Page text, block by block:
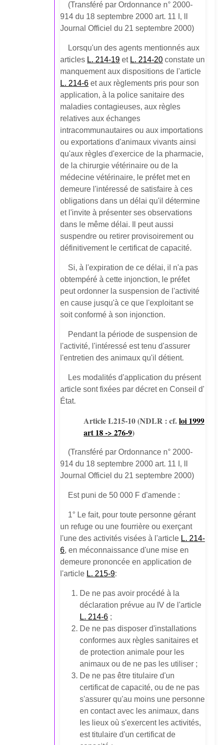
(Transféré par Ordonnance n° 2000-
914 du 18 septembre 2000 art. 11 I, II
Journal Officiel du 21 septembre 2000)
Lorsqu'un des agents mentionnés aux
articles L. 214-19 et L. 214-20 constate un
manquement aux dispositions de l'article
L. 214-6 et aux règlements pris pour son
application, à la police sanitaire des
maladies contagieuses, aux règles
relatives aux échanges
intracommunautaires ou aux importations
ou exportations d'animaux vivants ainsi
qu'aux règles d'exercice de la pharmacie,
de la chirurgie vétérinaire ou de la
médecine vétérinaire, le préfet met en
demeure l'intéressé de satisfaire à ces
obligations dans un délai qu'il détermine
et l'invite à présenter ses observations
dans le même délai. Il peut aussi
suspendre ou retirer provisoirement ou
définitivement le certificat de capacité.
Si, à l'expiration de ce délai, il n'a pas
obtempéré à cette injonction, le préfet
peut ordonner la suspension de l'activité
en cause jusqu'à ce que l'exploitant se
soit conformé à son injonction.
Pendant la période de suspension de
l'activité, l'intéressé est tenu d'assurer
l'entretien des animaux qu'il détient.
Les modalités d'application du présent
article sont fixées par décret en Conseil d'
État.
Article L215-10(NDLR : cf.loi 1999
art 18 -> 276-9)
(Transféré par Ordonnance n° 2000-
914 du 18 septembre 2000 art. 11 I, II
Journal Officiel du 21 septembre 2000)
Est puni de 50 000 F d'amende :
1° Le fait, pour toute personne gérant
un refuge ou une fourrière ou exerçant
l'une des activités visées à l'article L. 214-
6, en méconnaissance d'une mise en
demeure prononcée en application de
l'article L. 215-9:
De ne pas avoir procédé à la
déclaration prévue au IV de l'article
L. 214-6 ;
De ne pas disposer d'installations
conformes aux règles sanitaires et
de protection animale pour les
animaux ou de ne pas les utiliser ;
De ne pas être titulaire d'un
certificat de capacité, ou de ne pas
s'assurer qu'au moins une personne
en contact avec les animaux, dans
les lieux où s'exercent les activités,
est titulaire d'un certificat de